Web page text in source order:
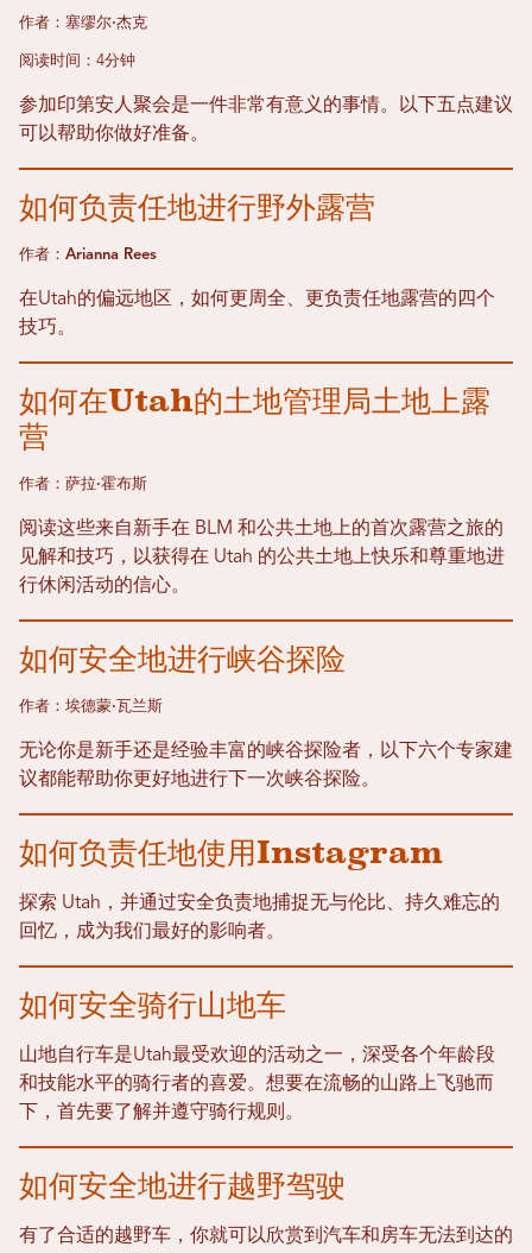
作者：塞缪尔·杰克
阅读时间：4分钟
参加印第安人聚会是一件非常有意义的事情。以下五点建议
可以帮助你做好准备。
如何负责任地进行野外露营
作者：Arianna Rees
在Utah的偏远地区，如何更周全、更负责任地露营的四个
技巧。
如何在Utah的土地管理局土地上露
营
作者：萨拉·霍布斯
阅读这些来自新手在 BLM 和公共土地上的首次露营之旅的
见解和技巧，以获得在 Utah 的公共土地上快乐和尊重地进
行休闲活动的信心。
如何安全地进行峡谷探险
作者：埃德蒙·瓦兰斯
无论你是新手还是经验丰富的峡谷探险者，以下六个专家建
议都能帮助你更好地进行下一次峡谷探险。
如何负责任地使用Instagram
探索 Utah，并通过安全负责地捕捉无与伦比、持久难忘的
回忆，成为我们最好的影响者。
如何安全骑行山地车
山地自行车是Utah最受欢迎的活动之一，深受各个年龄段
和技能水平的骑行者的喜爱。想要在流畅的山路上飞驰而
下，首先要了解并遵守骑行规则。
如何安全地进行越野驾驶
有了合适的越野车，你就可以欣赏到汽车和房车无法到达的